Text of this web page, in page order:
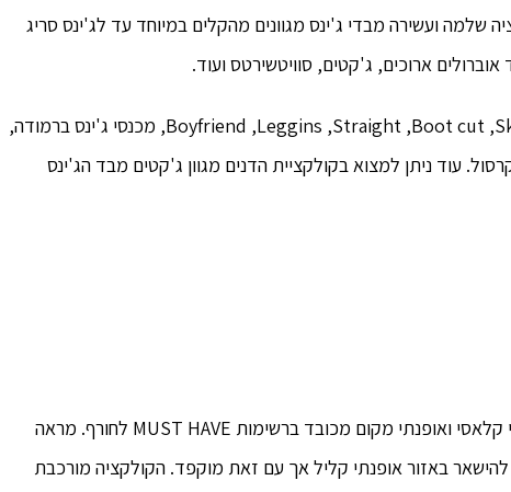
שלמה ועשירה מבדי ג'ינס מגוונים מהקלים במיוחד עד לג'ינס סריג
ארוכים, ג'קטים, סוויטשירטס ועוד.
בגזרת מכנסי הג'ינס יורחב היצע הגזרות. Boyfriend ,Leggins ,Straight ,Boot cut ,Skinny, מכנסי ג'ינס ברמודה,
עוד ניתן למצוא בקולקציית הדנים מגוון ג'קטים מבד הג'ינס
החליפות המחויטות שמזכירות מראה קרייריסטי קלאסי ואופנתי מקום מכובד ברשימות MUST HAVE לחורף. מראה
להישאר באזור אופנתי קליל אך עם זאת מוקפד. הקולקציה מורכבת